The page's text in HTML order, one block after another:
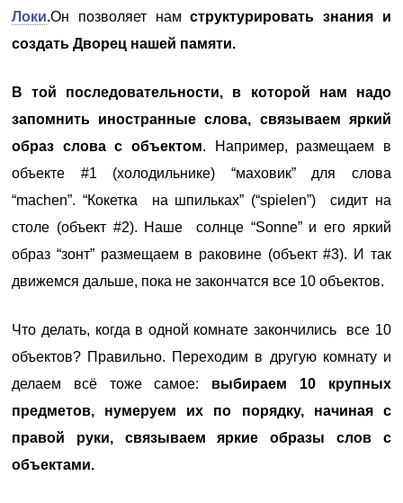
Локи.Он позволяет намструктурировать знания и
создатьДворец нашей памяти.
В той последовательности, в которой нам надо
запомнить иностранные слова, связываем яркий
образ слова с объектом. Например, размещаем в
объекте #1 (холодильнике) “маховик” для слова
“machen”. “Кокетка на шпильках” (“spielen”) сидит на
столе (объект #2). Наше солнце “Sonne” и его яркий
образ “зонт” размещаем в раковине (объект #3). И так
движемся дальше, пока не закончатся все 10 объектов.
Что делать, когда в одной комнате закончились все 10
объектов? Правильно. Переходим в другую комнату и
делаем всё тоже самое: выбираем 10 крупных
предметов, нумеруем их по порядку, начиная с
правой руки, связываем яркие образы слов с
объектами.